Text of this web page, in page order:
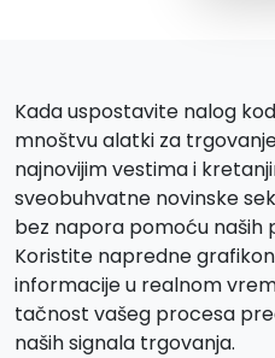
Kada uspostavite nalog
mnoštvu alatki za
najnovijim vestima i
sveobuhvatne novinske
bez napora pomoću naših
Koristite napredne
informacije u realnom
tačnost vašeg procesa
naših signala trgovanja.